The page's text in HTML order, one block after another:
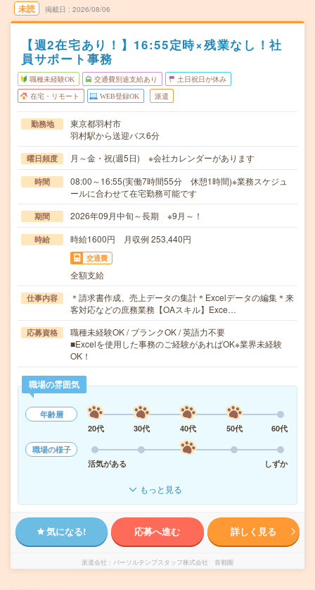
未読 掲載日 2026/08/06
【週2在宅あり！】16:55定時×残業なし！社
員サポート事務
職種未経験OK 交通費別途支給あり 土日祝日が休み
在宅・リモート WEB登録OK 派遣
勤務地
東京都羽村市
羽村駅から送迎バス6分
曜日頻度 月～金・祝(週5日) ※会社カレンダーがあります
時間
08:00～16:55(実働7時間55分 休憩1時間)※業務スケジュ
ールに合わせて在宅勤務可能です
期間 2026年09月中旬～長期 ※9月～！
時給 時給1600円 月収例 253,440円
交通費
全額支給
仕事内容
＊請求書作成、売上データの集計＊Excelデータの編集＊来
客対応などの庶務業務【OAスキル】Exce…
応募資格
職種未経験OK / ブランクOK / 英語力不要
■Excelを使用した事務のご経験があればOK※業界未経験
OK！
職場の雰囲気
年齢層
20代
30代 40代 50代
60代
職場の様子
活気がある
しずか
もっと見る
気になる! 応募へ進む 詳しく見る
派遣会社 パーソルテンプスタッフ株式会社 首都圏